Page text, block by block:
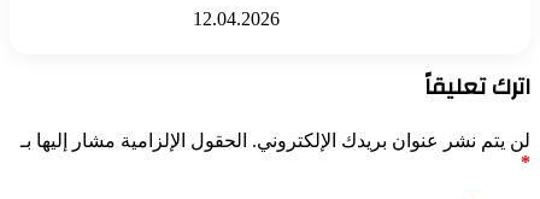
12.04.2026
اترك تعليقاً
لن يتم نشر عنوان بريدك الإلكتروني. الحقول الإلزامية مشار إليها بـ
*